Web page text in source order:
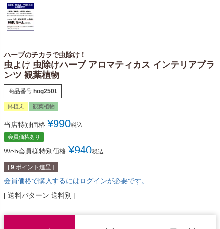
ハーブのチカラで虫除け！
虫よけ 虫除けハーブ アロマティカス インテリアプラ
ンツ 観葉植物
商品番号 hog2501
鉢植え 観葉植物
当店特別価格 ¥990税込
会員価格あり
Web会員様特別価格 ¥940税込
[ 9 ポイント進呈 ]
会員価格で購入するにはログインが必要です。
送料パターン 送料別